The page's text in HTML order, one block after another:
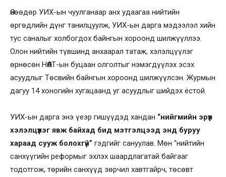
Өнөөдөр УИХ-ын чуулганаар анх удаагаа нийтийн
өргөдлийн дүнг танилцуулж, УИХ-ын дарга мэдээлэл хийн
тус саналыг холбогдох байнгын хороонд шилжүүллээ.
Олон нийтийн түвшинд анхаарал татаж, хэлэлцүүлэг
өрнөсөн НӨАТ-ын буцаан олголтыг нэмэгдүүлэх эсэх
асуудлыг Төсвийн байнгын хороонд шилжүүлсэн. Журмын
дагуу 14 хоногийн хугацаанд уг асуудлыг шийдэх ёстой.
УИХ-ын дарга энэ үеэр гишүүдэд хандан “нийгмийн эрүүл
хэлэлцүүлэг явж байхад бид мэтгэлцээд энд буруу
хараад сууж болохгүй” гэдгийг сануулав. Мөн “нийтийн
санхүүгийн реформыг эхлэх шаардлагатай байгааг
тодотгож, төрийн санхүүд зөрчил хавтгайрч, төсөвт